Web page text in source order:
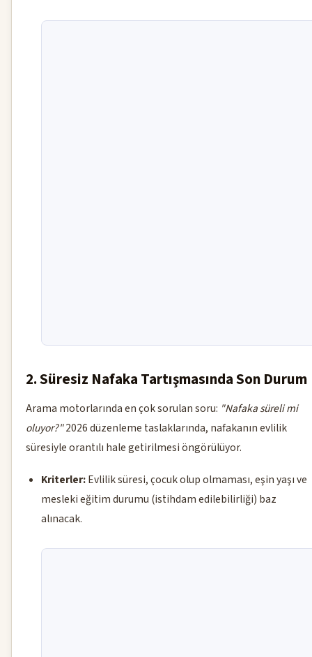
2. Süresiz Nafaka Tartışmasında Son Durum
Arama motorlarında en çok sorulan soru: "Nafaka süreli mi
oluyor?"2026 düzenleme taslaklarında, nafakanın evlilik
süresiyle orantılı hale getirilmesi öngörülüyor.
Kriterler:Evlilik süresi, çocuk olup olmaması, eşin yaşı ve
mesleki eğitim durumu (istihdam edilebilirliği) baz
alınacak.